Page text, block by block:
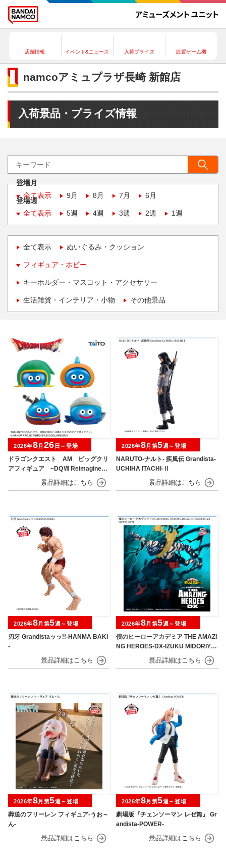
店舗情報 イベント&ニュース 入荷プライズ 設置ゲーム機
namcoアミュプラザ長崎 新館店
入荷景品・プライズ情報
登場月
全て表示
9月 8月 7月 6月
登場週
全て表示
5週 4週 3週 2週 1週
全て表示 ぬいぐるみ・クッション
フィギュア・ホビー
キーホルダー・マスコット・アクセサリー
生活雑貨・インテリア・小物 その他景品
ドラゴンクエスト AM ビッグクリ
アフィギュア ~DQⅦ Reimagined
発売記念編~
2026年8月 26 日～登場
NARUTO-ナルト- 疾風伝 Grandista-
UCHIHA ITACHI-Ⅱ
2026年8月第5週～登場
刃牙 Grandistaッッ!!-HANMA BAKI
-
2026年8月第5週～登場
僕のヒーローアカデミア THE AMAZI
NG HEROES-DX-IZUKU MIDORIYA
OVERLAY Ⅱ
2026年8月第5週～登場
葬送のフリーレン フィギュア-うお～
ん-
2026年8月第5週～登場
劇場版『チェンソーマン レゼ篇』 Gr
andista-POWER-
2026年8月第5週～登場